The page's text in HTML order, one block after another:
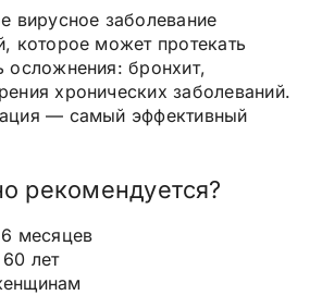
вирусное заболевание
которое может протекать
осложнения: бронхит,
хронических заболеваний.
— самый эффективный
рекомендуется?
месяцев
лет